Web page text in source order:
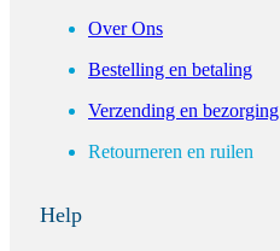
Over Ons
Bestelling en betaling
Verzending en bezorging
Retourneren en ruilen
Help